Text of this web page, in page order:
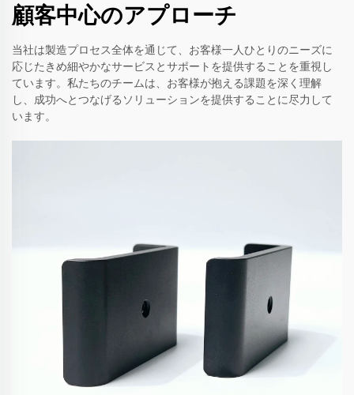
顧客中心のアプローチ
当社は製造プロセス全体を通じて、お客様一人ひとりのニーズに
応じたきめ細やかなサービスとサポートを提供することを重視し
ています。私たちのチームは、お客様が抱える課題を深く理解
し、成功へとつなげるソリューションを提供することに尽力して
います。